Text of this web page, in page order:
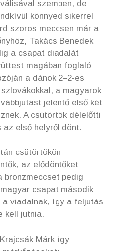
szemben, de
könnyed sikerrel
szoros meccsen már a
Takács Benedek
a csapat diadalát
magában foglaló
a dánok 2–2-es
a magyarok
jelentő első két
A csütörtök délelőtti
az első helyről dönt.
csütörtökön
az elődöntőket
bronzmeccset pedig
csapat második
a viadalnak, így a feljutás
kell jutnia.
Márk így